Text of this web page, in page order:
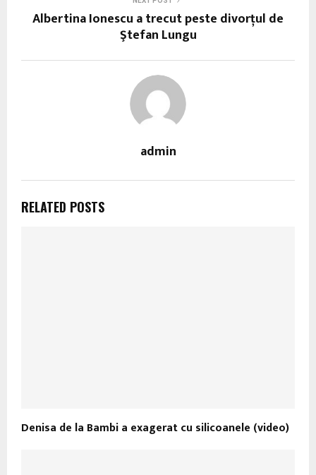
Albertina Ionescu a trecut peste divorţul de
Ştefan Lungu
admin
RELATED POSTS
Denisa de la Bambi a exagerat cu silicoanele (video)